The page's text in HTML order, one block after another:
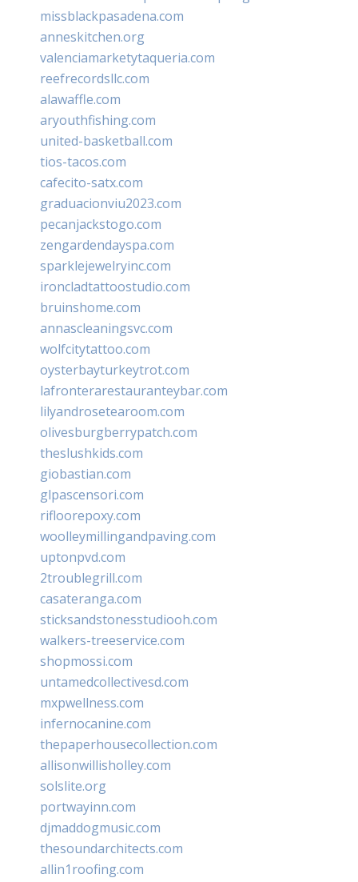
missblackpasadena.com
anneskitchen.org
valenciamarketytaqueria.com
reefrecordsllc.com
alawaffle.com
aryouthfishing.com
united-basketball.com
tios-tacos.com
cafecito-satx.com
graduacionviu2023.com
pecanjackstogo.com
zengardendayspa.com
sparklejewelryinc.com
ironcladtattoostudio.com
bruinshome.com
annascleaningsvc.com
wolfcitytattoo.com
oysterbayturkeytrot.com
lafronterarestauranteybar.com
lilyandrosetearoom.com
olivesburgberrypatch.com
theslushkids.com
giobastian.com
glpascensori.com
rifloorepoxy.com
woolleymillingandpaving.com
uptonpvd.com
2troublegrill.com
casateranga.com
sticksandstonesstudiooh.com
walkers-treeservice.com
shopmossi.com
untamedcollectivesd.com
mxpwellness.com
infernocanine.com
thepaperhousecollection.com
allisonwillisholley.com
solslite.org
portwayinn.com
djmaddogmusic.com
thesoundarchitects.com
allin1roofing.com